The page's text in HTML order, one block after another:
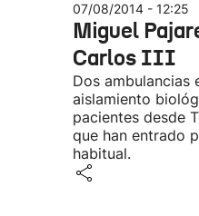
07/08/2014 - 12:25
Miguel
Carlos III
Dos ambulancias
aislamiento
pacientes desde
que han entrado
habitual.